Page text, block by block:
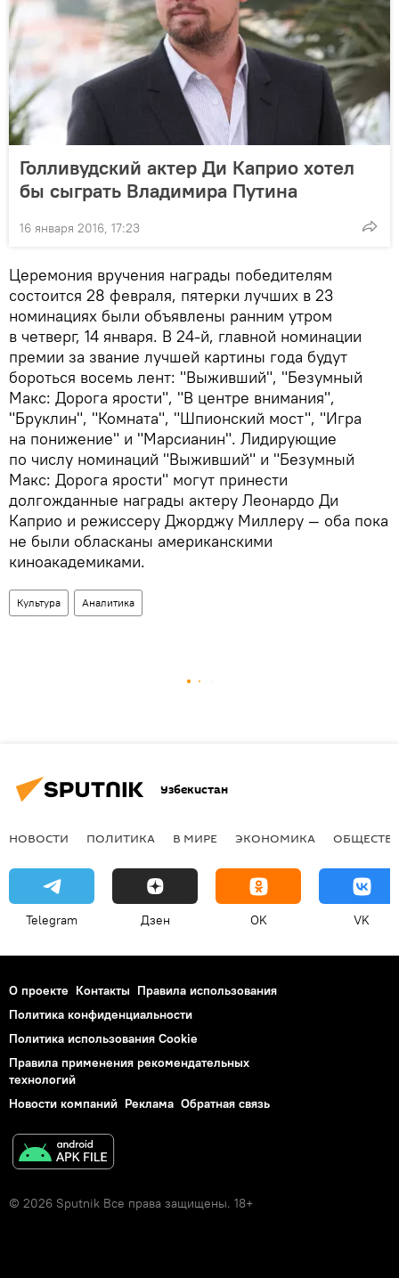
Голливудский актер Ди Каприо хотел
бы сыграть Владимира Путина
16 января 2016, 17:23
Церемония вручения награды победителям
состоится 28 февраля, пятерки лучших в 23
номинациях были объявлены ранним утром
в четверг, 14 января. В 24-й, главной номинации
премии за звание лучшей картины года будут
бороться восемь лент: "Выживший", "Безумный
Макс: Дорога ярости", "В центре внимания",
"Бруклин", "Комната", "Шпионский мост", "Игра
на понижение" и "Марсианин". Лидирующие
по числу номинаций "Выживший" и "Безумный
Макс: Дорога ярости" могут принести
долгожданные награды актеру Леонардо Ди
Каприо и режиссеру Джорджу Миллеру — оба пока
не были обласканы американскими
киноакадемиками.
Культура Аналитика
Узбекистан
НОВОСТИ ПОЛИТИКА В МИРЕ ЭКОНОМИКА
Telegram Дзен OK VK
О проекте Контакты Правила использования
Политика конфиденциальности
Политика использования Cookie
Правила применения рекомендательных
технологий
Новости компаний Реклама Обратная связь
© 2026 Sputnik Все права защищены. 18+